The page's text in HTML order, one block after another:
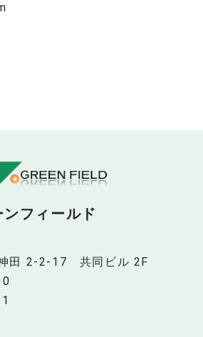
フィールド
田 2-2-17 共同ビル 2F